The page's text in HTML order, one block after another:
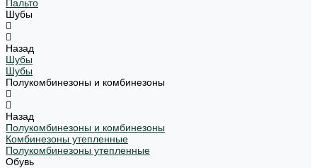
Пальто
Шубы
Назад
Шубы
Шубы
Полукомбинезоны и комбинезоны
Назад
Полукомбинезоны и комбинезоны
Комбинезоны утепленные
Полукомбинезоны утепленные
Обувь